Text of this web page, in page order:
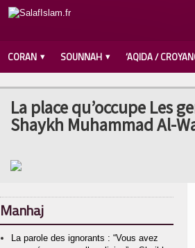
CORAN SOUNNAH ‘AQIDA /
La place qu’occupe Les
Shaykh Muhammad Al-
Manhaj
La parole des ignorants : “Vous avez